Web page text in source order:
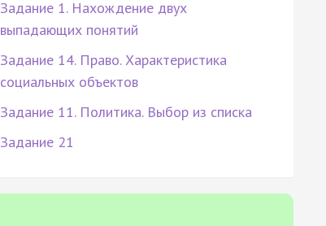
Задание 1. Нахождение двух
выпадающих понятий
Задание 14. Право. Характеристика
социальных объектов
Задание 11. Политика. Выбор из списка
Задание 21